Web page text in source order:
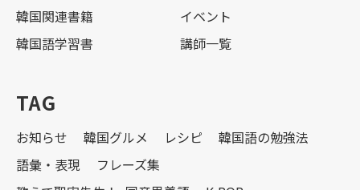
韓国関連書籍
韓国語学習書
イベント
講師一覧
TAG
お知らせ 韓国グルメ レシピ
韓国語の勉強法
語彙・表現
フレーズ集